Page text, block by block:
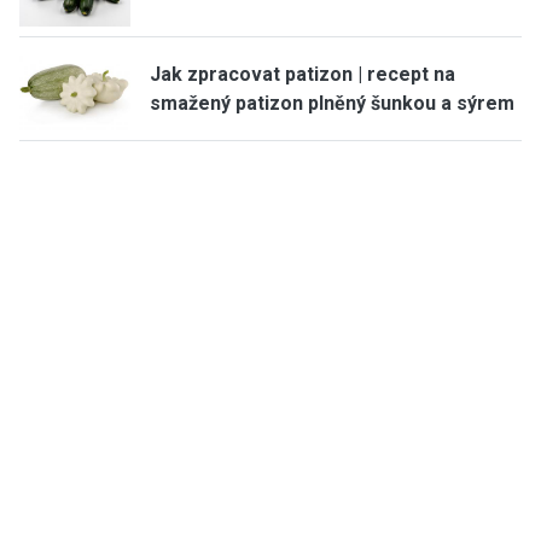
Jak zpracovat patizon | recept na
smažený patizon plněný šunkou a sýrem